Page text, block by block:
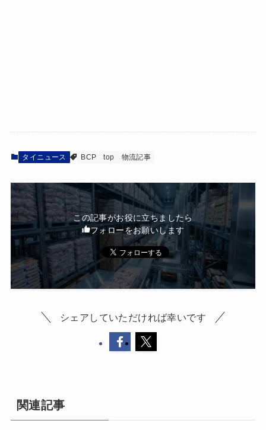
タイニュース BCP top 物流記事
この記事がお役に立ちましたら
フォローをお願いします
シェアしていただければ幸いです
関連記事